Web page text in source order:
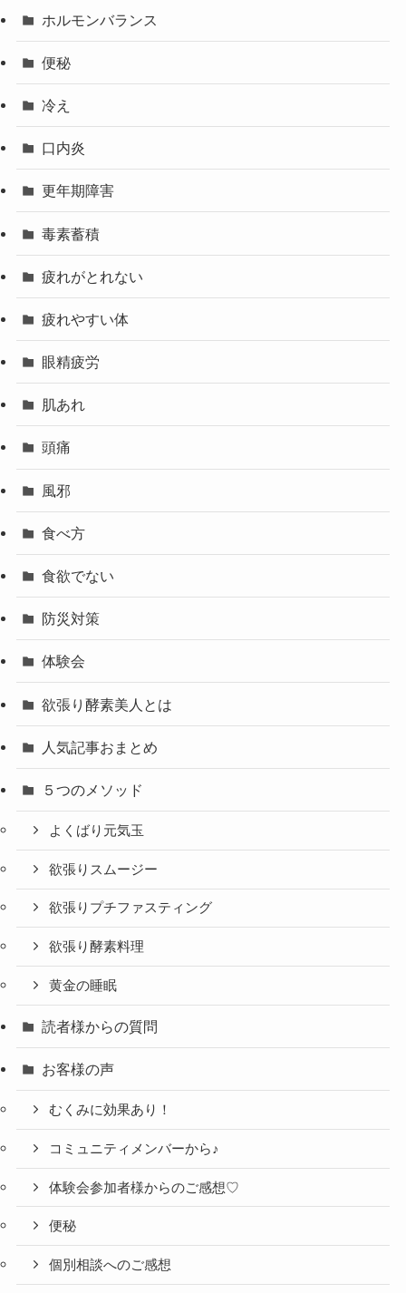
ホルモンバランス
便秘
冷え
口内炎
更年期障害
毒素蓄積
疲れがとれない
疲れやすい体
眼精疲労
肌あれ
頭痛
風邪
食べ方
食欲でない
防災対策
体験会
欲張り酵素美人とは
人気記事おまとめ
５つのメソッド
よくばり元気玉
欲張りスムージー
欲張りプチファスティング
欲張り酵素料理
黄金の睡眠
読者様からの質問
お客様の声
むくみに効果あり！
コミュニティメンバーから♪
体験会参加者様からのご感想♡
便秘
個別相談へのご感想